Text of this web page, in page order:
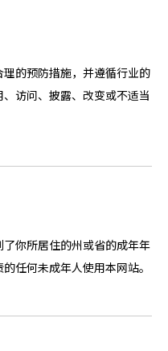
的预防措施，并遵循行业的
访问、披露、改变或不适当
你所居住的州或省的成年年
任何未成年人使用本网站。